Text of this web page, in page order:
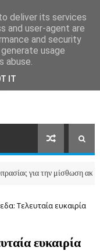
την μίσθωση ακινήτου
Τελευταία ευκαιρία
ευκαιρία
deliver its services
and user-agent are
and security
usage
abuse.
IT